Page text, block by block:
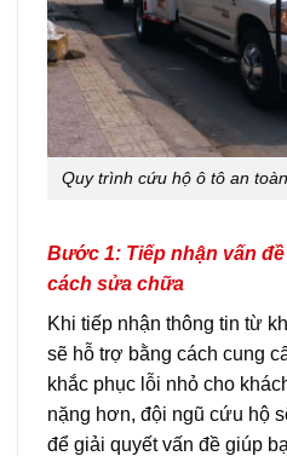
Quy trình cứu hộ ô tô an
Bước 1: Tiếp nhận vấn
cách sửa chữa
Khi tiếp nhận thông tin từ
sẽ hỗ trợ bằng cách cung
khắc phục lỗi nhỏ cho
nặng hơn, đội ngũ cứu hộ
để giải quyết vấn đề giúp